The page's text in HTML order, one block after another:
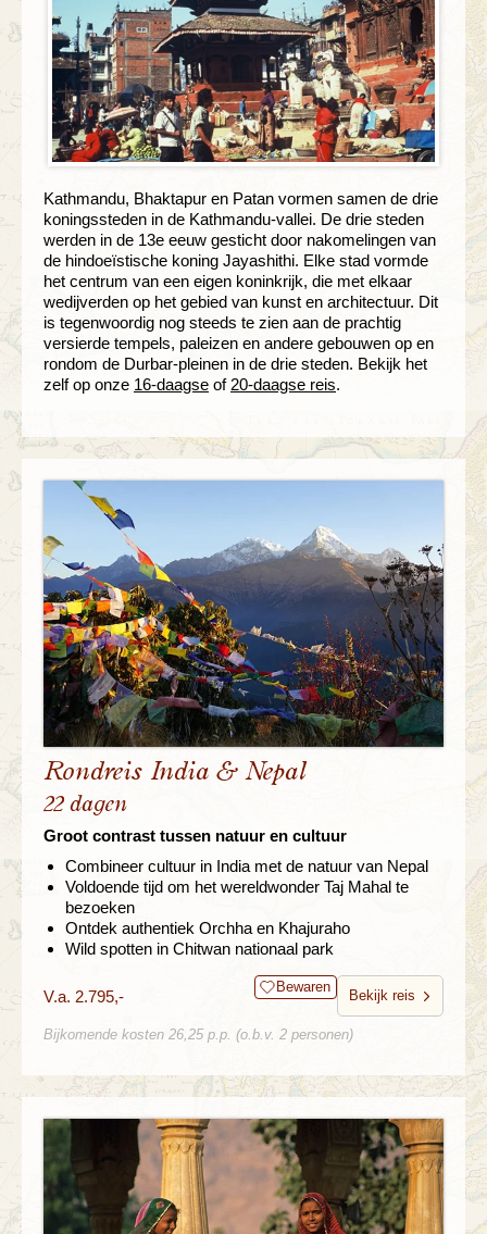
Kathmandu, Bhaktapur en Patan vormen samen de drie
koningssteden in de Kathmandu-vallei. De drie steden
werden in de 13e eeuw gesticht door nakomelingen van
de hindoeïstische koning Jayashithi. Elke stad vormde
het centrum van een eigen koninkrijk, die met elkaar
wedijverden op het gebied van kunst en architectuur. Dit
is tegenwoordig nog steeds te zien aan de prachtig
versierde tempels, paleizen en andere gebouwen op en
rondom de Durbar-pleinen in de drie steden. Bekijk het
zelf op onze 16-daagse of 20-daagse reis.
Rondreis India & Nepal
22 dagen
Groot contrast tussen natuur en cultuur
Combineer cultuur in India met de natuur van Nepal
Voldoende tijd om het wereldwonder Taj Mahal te
bezoeken
Ontdek authentiek Orchha en Khajuraho
Wild spotten in Chitwan nationaal park
V.a. 2.795,- Bewaren
Bekijk reis
Bijkomende kosten 26,25 p.p. (o.b.v. 2 personen)